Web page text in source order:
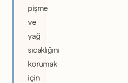
pişme
ve
yağ
sıcaklığını
korumak
için